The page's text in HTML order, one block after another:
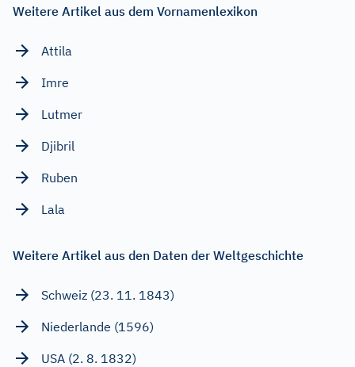
Weitere Artikel aus dem Vornamenlexikon
Attila
Imre
Lutmer
Djibril
Ruben
Lala
Weitere Artikel aus den Daten der Weltgeschichte
Schweiz (23. 11. 1843)
Niederlande (1596)
USA (2. 8. 1832)